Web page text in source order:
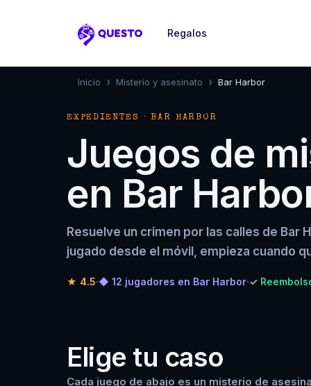
Questo
Regalos
Inicio › Misterio y asesinato › Bar Harbor
EXPEDIENTES · BAR HARBOR
Juegos de
en Bar
Resuelve un crimen por las calles de Bar
jugado desde el móvil, empieza cuando
★ 4.5·◆ 12 jugadores en Bar Harbor·✓
Elige tu caso
Cada juego de abajo es un misterio de